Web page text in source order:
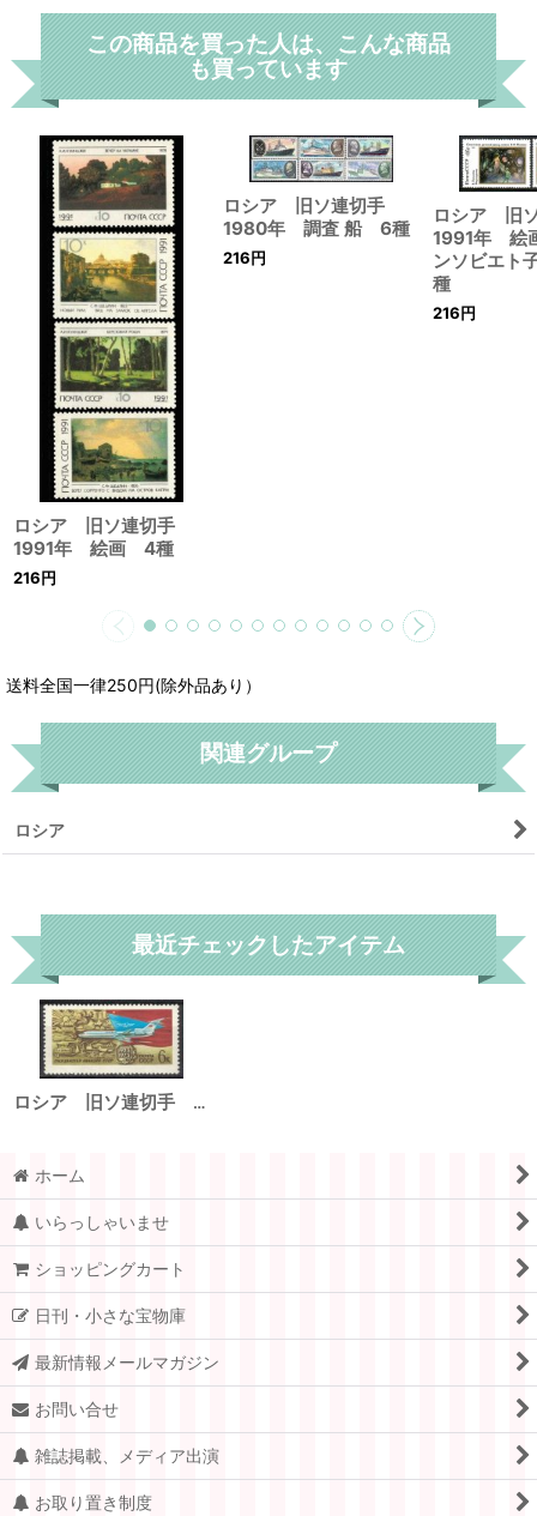
この商品を買った人は、こんな商品
も買っています
ロシア 旧ソ連切手
1991年 絵画 4種
216円
ロシア 旧ソ連切手
1980年 調査 船 6種
216円
ロシア 旧
1991年 絵
ンソビエ
種
216円
送料全国一律250円(除外品あり）
関連グループ
ロシア
最近チェックしたアイテム
ロシア 旧ソ連切手 1973年 ソビエト民間航空50周年 1種
ホーム
いらっしゃいませ
ショッピングカート
日刊・小さな宝物庫
最新情報メールマガジン
お問い合せ
雑誌掲載、メディア出演
お取り置き制度